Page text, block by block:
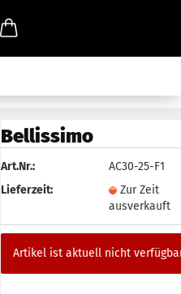
Bellissimo
Art.Nr.:
AC30-25-F1
Lieferzeit:
Zur Zeit
ausverkauft
Artikel ist aktuell nicht